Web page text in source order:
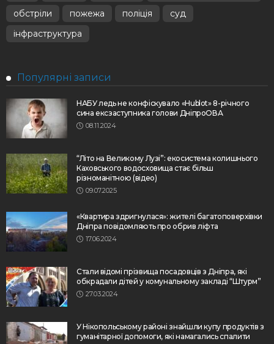
обстріли
пожежа поліція
суд
інфраструктура
Популярні записи
НАБУ ледь не конфіскувало «Hublot» 8-річного
сина ексзаступника голови ДніпроОВА
08.11.2024
“Літо на Великому Лузі”: екосистема колишнього
Каховського водосховища стає більш
різноманітною (відео)
09.07.2025
«Квартира здригнулася»: жителі багатоповерхівки
Дніпра повідомляють про обрив ліфта
17.06.2024
Стали відомі прізвища посадовців з Дніпра, які
обкрадали дітей у комунальному закладі “Штурм”
27.03.2024
У Нікопольському районі знайшли купу продуктів з
гуманітарної допомоги, які намагались спалити